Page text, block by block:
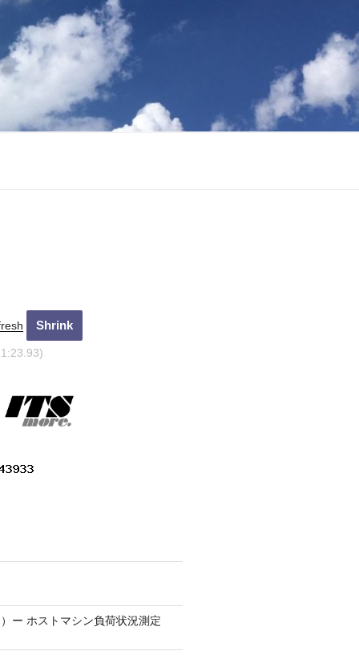
ー ホストマシン負荷状況測定